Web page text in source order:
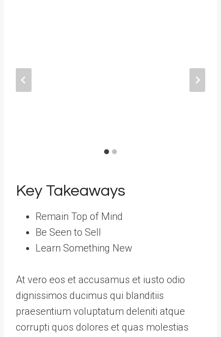
Key Takeaways
Remain Top of Mind
Be Seen to Sell
Learn Something New
At vero eos et accusamus et iusto odio
dignissimos ducimus qui blanditiis
praesentium voluptatum deleniti atque
corrupti quos dolores et quas molestias